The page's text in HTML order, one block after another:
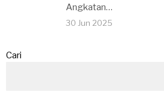
Angkatan…
30 Jun 2025
Cari